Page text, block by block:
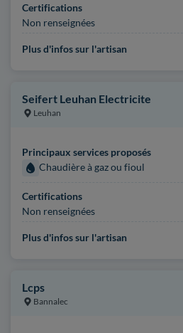
Certifications
Non renseignées
Plus d'infos sur l'artisan
Seifert Leuhan Electricite
Leuhan
Principaux services proposés
Chaudière à gaz ou fioul
Certifications
Non renseignées
Plus d'infos sur l'artisan
Lcps
Bannalec